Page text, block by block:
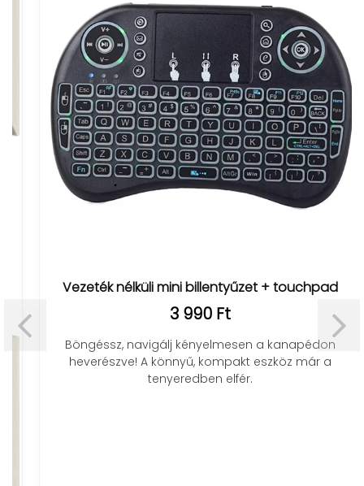
Vezeték nélküli mini billentyűzet + touchpad
3 990 Ft
Böngéssz, navigálj kényelmesen a kanapédon
heverészve! A könnyű, kompakt eszköz már a
tenyeredben elfér.